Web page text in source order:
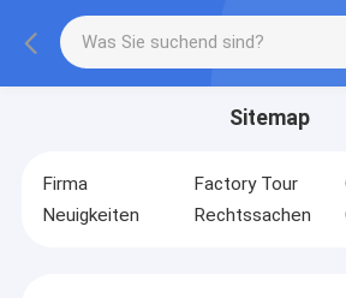
Sitemap
Firma Factory Tour
Neuigkeiten
Rechtssachen